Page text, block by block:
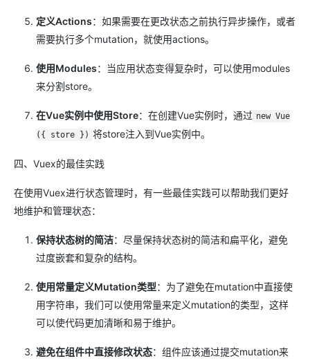
定义Actions：如果需要在更改状态之前执行异步操作，或者
需要执行多个mutation，就使用actions。
使用Modules：当应用状态变得复杂时，可以使用modules
来分割store。
在Vue实例中使用Store：在创建Vue实例时，通过 new Vue
({ store }) 将store注入到Vue实例中。
四、Vuex的最佳实践
在使用Vuex进行状态管理时，有一些最佳实践可以帮助我们更好
地维护和管理状态：
保持状态树的简洁：尽量保持状态树的简洁和扁平化，避免
过度嵌套和复杂的结构。
使用常量定义Mutation类型：为了避免在mutation中直接使
用字符串，我们可以使用常量来定义mutation的类型，这样
可以使代码更加清晰和易于维护。
避免在组件中直接修改状态：组件应该通过提交mutation来